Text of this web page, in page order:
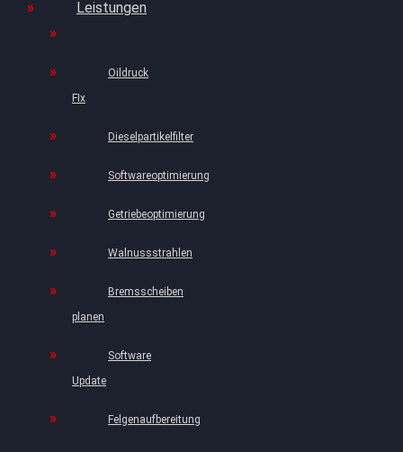
Leistungen
Oildruck
FIx
Dieselpartikelfilter
Softwareoptimierung
Getriebeoptimierung
Walnussstrahlen
Bremsscheiben
planen
Software
Update
Felgenaufbereitung